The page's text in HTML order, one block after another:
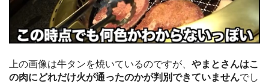
上の画像は牛タンを焼いているのですが、 やまとさんはこ
の肉にどれだけ火が通ったのかが判別できていませんでし